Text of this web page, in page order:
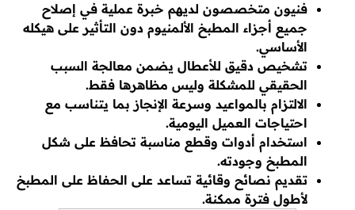
فنيون متخصصون لديهم خبرة عملية في إصلاح
جميع أجزاء المطبخ الألمنيوم دون التأثير على هيكله
الأساسي.
تشخيص دقيق للأعطال يضمن معالجة السبب
الحقيقي للمشكلة وليس مظاهرها فقط.
الالتزام بالمواعيد وسرعة الإنجاز بما يتناسب مع
احتياجات العميل اليومية.
استخدام أدوات وقطع مناسبة تحافظ على شكل
المطبخ وجودته.
تقديم نصائح وقائية تساعد على الحفاظ على المطبخ
لأطول فترة ممكنة.